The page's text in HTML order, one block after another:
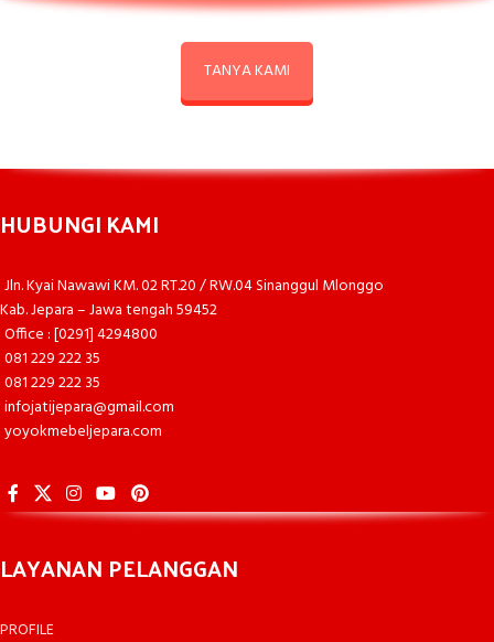
TANYA KAMI
HUBUNGI KAMI
Jln. Kyai Nawawi KM. 02 RT.20 / RW.04 Sinanggul Mlonggo
Kab. Jepara – Jawa tengah 59452
Office : [0291] 4294800
081 229 222 35
081 229 222 35
infojatijepara@gmail.com
yoyokmebeljepara.com
LAYANAN PELANGGAN
PROFILE